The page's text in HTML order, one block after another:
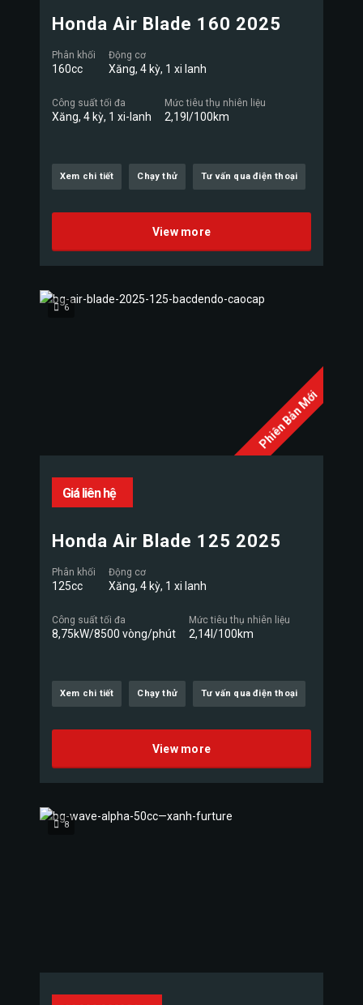
Honda Air Blade 160 2025
Phân khối
160cc
Động cơ
Xăng, 4 kỳ, 1 xi lanh
Công suất tối đa
Xăng, 4 kỳ, 1 xi-lanh
Mức tiêu thụ nhiên liệu
2,19l/100km
Xem chi tiết Chạy thử Tư vấn qua điện thoại
View more
Phiên Bản Mới
6
Giá liên hệ
Honda Air Blade 125 2025
Phân khối
125cc
Động cơ
Xăng, 4 kỳ, 1 xi lanh
Công suất tối đa
8,75kW/8500 vòng/phút
Mức tiêu thụ nhiên liệu
2,14l/100km
Xem chi tiết Chạy thử Tư vấn qua điện thoại
View more
8